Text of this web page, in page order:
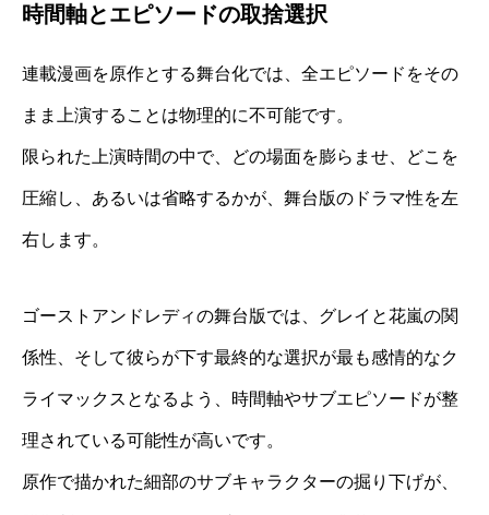
時間軸とエピソードの取捨選択
連載漫画を原作とする舞台化では、全エピソードをその
まま上演することは物理的に不可能です。
限られた上演時間の中で、どの場面を膨らませ、どこを
圧縮し、あるいは省略するかが、舞台版のドラマ性を左
右します。
ゴーストアンドレディの舞台版では、グレイと花嵐の関
係性、そして彼らが下す最終的な選択が最も感情的なク
ライマックスとなるよう、時間軸やサブエピソードが整
理されている可能性が高いです。
原作で描かれた細部のサブキャラクターの掘り下げが、